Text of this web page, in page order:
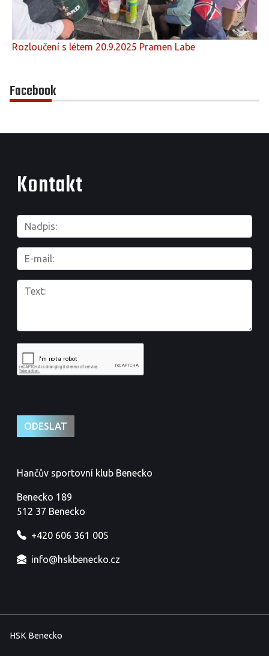
Rozloučení s létem 20.9.2025 Pramen Labe
Facebook
Kontakt
Hančův sportovní klub Benecko
Benecko 189
512 37 Benecko
+420 606 361 005
info@hskbenecko.cz
HSK Benecko